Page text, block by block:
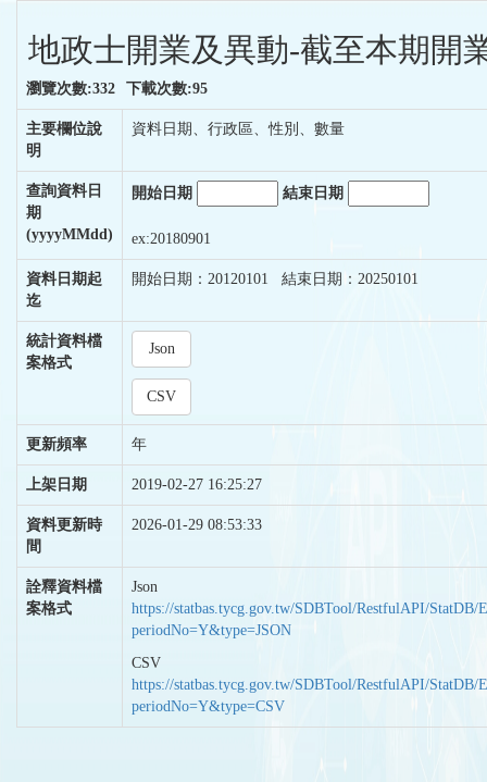
地政士開業及異動-截至本期開
瀏覽次數:332 下載次數:95
主要欄位說
明
資料日期、行政區、性別、數量
查詢資料日
期
(yyyyMMdd)
開始日期 結束日期
ex:20180901
資料日期起
迄
開始日期：20120101 結束日期：20250101
統計資料檔
案格式
Json
CSV
更新頻率 年
上架日期 2019-02-27 16:25:27
資料更新時
間
2026-01-29 08:53:33
詮釋資料檔
案格式
Json
https://statbas.tycg.gov.tw/SDBTool/RestfulAPI/StatDB/
periodNo=Y&type=JSON
CSV
https://statbas.tycg.gov.tw/SDBTool/RestfulAPI/StatDB/
periodNo=Y&type=CSV